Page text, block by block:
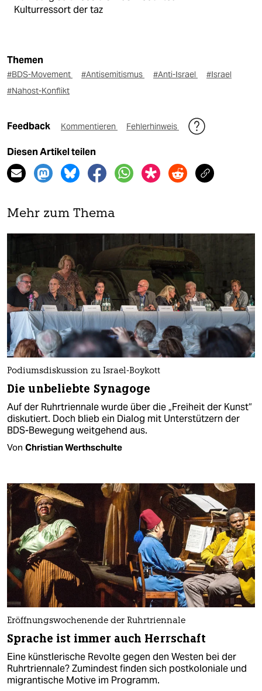
Kulturressort der taz
Themen
#BDS-Movement #Antisemitismus #Anti-Israel
#Israel
#Nahost-Konflikt
Feedback Kommentieren Fehlerhinweis
Diesen Artikel teilen
Mehr zum Thema
Podiumsdiskussion zu Israel-Boykott
Die unbeliebte Synagoge
Auf der Ruhrtriennale wurde über die „Freiheit der Kunst“
diskutiert. Doch blieb ein Dialog mit Unterstützern der
BDS-Bewegung weitgehend aus.
Von Christian Werthschulte
Eröffnungswochenende der Ruhrtriennale
Sprache ist immer auch Herrschaft
Eine künstlerische Revolte gegen den Westen bei der
Ruhrtriennale? Zumindest finden sich postkoloniale und
migrantische Motive im Programm.